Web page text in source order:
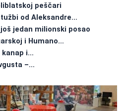
peščari
od Aleksandre…
jedan milionski posao
i Humano…
kanap i…
–…